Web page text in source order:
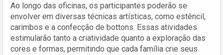
Ao longo das oficinas, os participantes poderão se
envolver em diversas técnicas artísticas, como estêncil,
carimbos e a confecção de bottons. Essas atividades
estimularão tanto a criatividade quanto a exploração das
cores e formas, permitindo que cada família crie seus